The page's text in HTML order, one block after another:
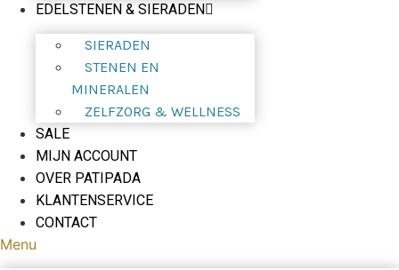
EDELSTENEN & SIERADEN
SIERADEN
STENEN EN
MINERALEN
ZELFZORG & WELLNESS
SALE
MIJN ACCOUNT
OVER PATIPADA
KLANTENSERVICE
CONTACT
Menu